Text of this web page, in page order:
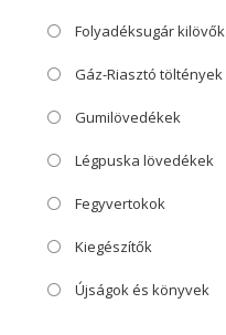
Folyadéksugár kilövők
Gáz-Riasztó töltények
Gumilövedékek
Légpuska lövedékek
Fegyvertokok
Kiegészítők
Újságok és könyvek